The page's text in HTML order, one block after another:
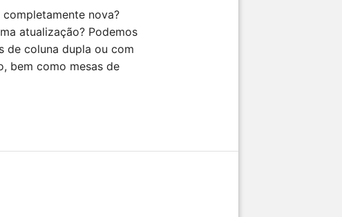
completamente nova?
atualização? Podemos
de coluna dupla ou com
bem como mesas de